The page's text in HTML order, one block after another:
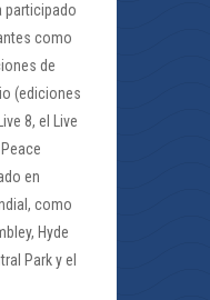
participado
como
de
(ediciones
8, el Live
en
como
Hyde
Park y el